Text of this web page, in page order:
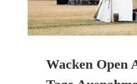
Wacken Open